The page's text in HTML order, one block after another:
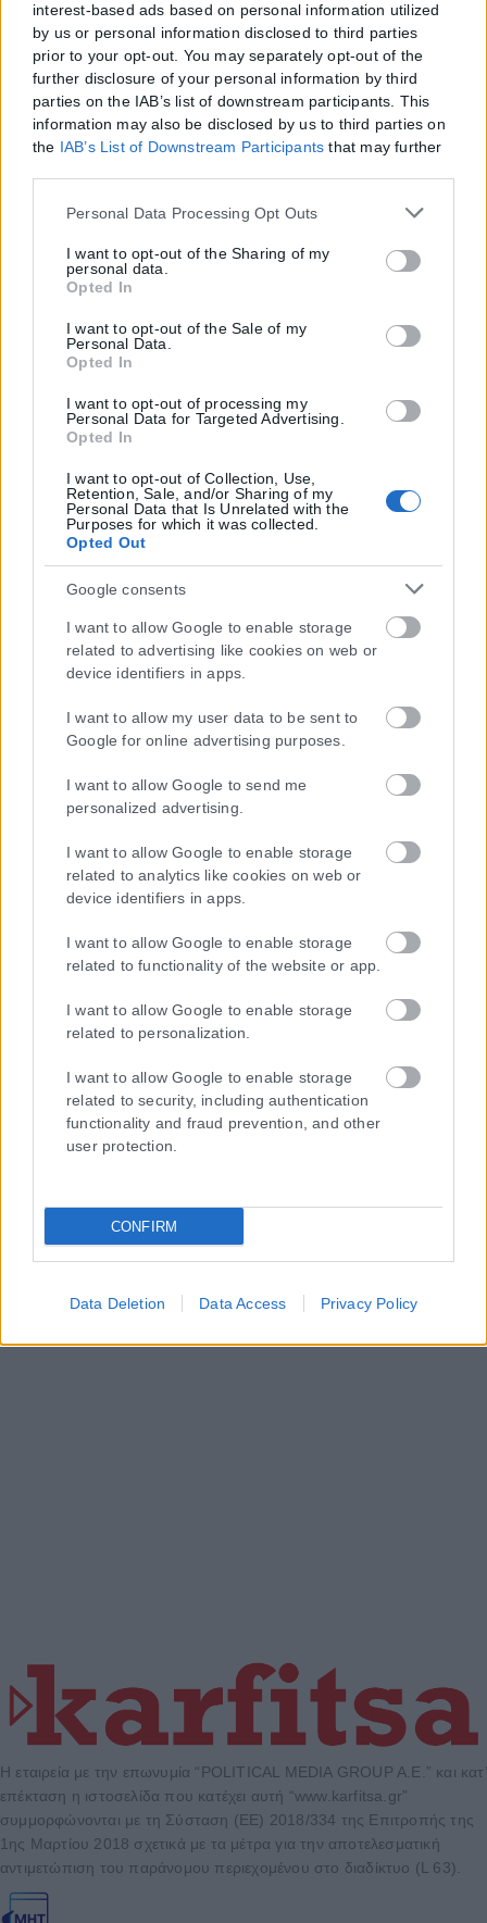
interest-based ads based on personal information utilized
by us or personal information disclosed to third parties
prior to your opt-out. You may separately opt-out of the
further disclosure of your personal information by third
parties on the IAB’s list of downstream participants. This
information may also be disclosed by us to third parties on
the IAB’s List of Downstream Participants that may further
Please note that this website/app uses one or more Google
but not limited to your visit or usage behaviour. You may
click to grant or deny consent to Google and its third-party
tags to use your data for below specified purposes in below
Google consent section.
Personal Data Processing Opt Outs
I want to opt-out of the Sharing of my
personal data.
Opted In
I want to opt-out of the Sale of my
Personal Data.
Opted In
I want to opt-out of processing my
Personal Data for Targeted Advertising.
Opted In
I want to opt-out of Collection, Use,
Retention, Sale, and/or Sharing of my
Personal Data that Is Unrelated with the
Purposes for which it was collected.
Opted Out
Google consents
I want to allow Google to enable storage
related to advertising like cookies on web or
device identifiers in apps.
I want to allow my user data to be sent to
Google for online advertising purposes.
I want to allow Google to send me
personalized advertising.
I want to allow Google to enable storage
related to analytics like cookies on web or
device identifiers in apps.
I want to allow Google to enable storage
related to functionality of the website or app.
I want to allow Google to enable storage
related to personalization.
I want to allow Google to enable storage
related to security, including authentication
functionality and fraud prevention, and other
user protection.
CONFIRM
Data Deletion Data Access Privacy Policy
Η εταιρεία με την επωνυμία “POLITICAL MEDIA GROUP A.E.” και κατ’
επέκταση η ιστοσελίδα που κατέχει αυτή “www.karfitsa.gr”
συμμορφώνονται με τη Σύσταση (ΕΕ) 2018/334 της Επιτροπής της
1ης Μαρτίου 2018 σχετικά με τα μέτρα για την αποτελεσματική
αντιμετώπιση του παράνομου περιεχομένου στο διαδίκτυο (L 63).